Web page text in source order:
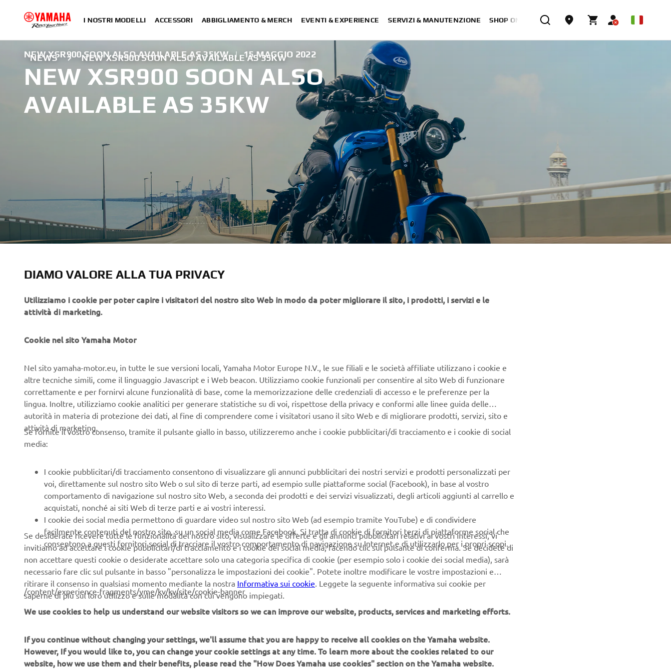
I NOSTRI MODELLI ACCESSORI ABBIGLIAMENTO & MERCH EVENTI & EXPERIENCE SERVIZI & MANUTENZIONE SHOP ONLINE
NEWS NEW XSR900 SOON ALSO AVAILABLE AS 35KW
NEW XSR900 SOON ALSO AVAILABLE AS 35KW | 15 MAGGIO 2022
NEW XSR900 SOON ALSO
AVAILABLE AS 35KW
35kW version as of September 2022. Taking its design inspiration from some of
Yamaha’s legendary historic machinery, this high-specification motorcycle is the living
proof of decades of intensive research and development. This is the kind of
motorcycle that you can enjoy in almost any kind of situation. It’s easy ergonomics are
specially designed to give you an open and adaptable riding position that makes every
ride more enjoyable. From narrow twisty backroads through to fast open corners or
relaxed cruising through town, the XSR900 is ready for anything and will suit a broad
range of riders with both the full power and the 35kW version.
CORPORATE B2B PIÙ YAMAHA SUPPORTO NEWSLETTER
Conoscerai in anteprima le ultime offerte, gli eventi speciali, le
DIAMO VALORE ALLA TUA PRIVACY
Utilizziamo i cookie per poter capire i visitatori del nostro sito Web in modo da poter migliorare il sito, i prodotti, i servizi e le
attività di marketing.
Cookie nel sito Yamaha Motor
Nel sito yamaha-motor.eu, in tutte le sue versioni locali, Yamaha Motor Europe N.V., le sue filiali e le società affiliate utilizzano i cookie e
altre tecniche simili, come il linguaggio Javascript e i Web beacon. Utilizziamo cookie funzionali per consentire al sito Web di funzionare
correttamente e per fornirvi alcune funzionalità di base, come la memorizzazione delle credenziali di accesso e le preferenze per la
lingua. Inoltre, utilizziamo cookie analitici per generare statistiche su di voi, rispettose della privacy e conformi alle linee guida delle
autorità in materia di protezione dei dati, al fine di comprendere come i visitatori usano il sito Web e di migliorare prodotti, servizi, sito e
attività di marketing.
Se fornite il vostro consenso, tramite il pulsante giallo in basso, utilizzeremo anche i cookie pubblicitari/di tracciamento e i cookie di social
media:
I cookie pubblicitari/di tracciamento consentono di visualizzare gli annunci pubblicitari dei nostri servizi e prodotti personalizzati per
voi, direttamente sul nostro sito Web o sul sito di terze parti, ad esempio sulle piattaforme social (Facebook), in base al vostro
comportamento di navigazione sul nostro sito Web, a seconda dei prodotti e dei servizi visualizzati, degli articoli aggiunti al carrello e
acquistati, nonché ai siti Web di terze parti e ai vostri interessi.
I cookie dei social media permettono di guardare video sul nostro sito Web (ad esempio tramite YouTube) e di condividere
facilmente contenuti del nostro sito, su un social media come Facebook. Si tratta di cookie di fornitori terzi di piattaforme social che
consentono a questi fornitori social di tracciare il vostro comportamento di navigazione su Internet e di utilizzarlo per i propri scopi.
Se desiderate ricevere tutte le funzionalità del nostro sito, visualizzare le offerte e gli annunci pubblicitari relativi ai vostri interessi, vi
invitiamo ad accettare i cookie pubblicitari/di tracciamento e i cookie dei social media, facendo clic sul pulsante di conferma. Se decidete di
non accettare questi cookie o desiderate accettare solo una categoria specifica di cookie (per esempio solo i cookie dei social media), sarà
necessario fare clic sul pulsante in basso "personalizza le impostazioni dei cookie". Potete inoltre modificare le vostre impostazioni e
ritirare il consenso in qualsiasi momento mediante la nostra Informativa sui cookie. Leggete la seguente informativa sui cookie per
saperne di più sul loro utilizzo e sulle modalità con cui vengono impiegati.
/content/experience-fragments/yme/kv/kv/site/cookie-banner
We use cookies to help us understand our website visitors so we can improve our website, products, services and marketing efforts.
If you continue without changing your settings, we'll assume that you are happy to receive all cookies on the Yamaha website.
However, If you would like to, you can change your cookie settings at any time. To learn more about the cookies related to our
website, how we use them and their benefits, please read the "How Does Yamaha use cookies" section on the Yamaha website.